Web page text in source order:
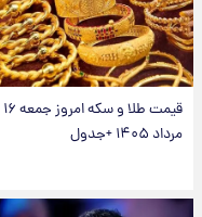
قیمت طلا و سکه امروز جمعه ۱۶
مرداد ۱۴۰۵ +جدول